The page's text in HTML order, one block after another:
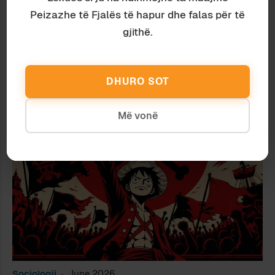
ISHULLI “PRIVAT” I SAZANIT DHE
ÇUDI TË TJERA
Peizazhe të Fjalës të hapur dhe falas për të
gjithë.
DHURO SOT
Më vonë